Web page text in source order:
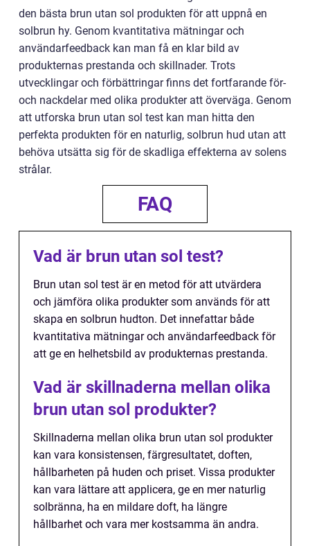
den bästa brun utan sol produkten för att uppnå en
solbrun hy. Genom kvantitativa mätningar och
användarfeedback kan man få en klar bild av
produkternas prestanda och skillnader. Trots
utvecklingar och förbättringar finns det fortfarande för-
och nackdelar med olika produkter att överväga. Genom
att utforska brun utan sol test kan man hitta den
perfekta produkten för en naturlig, solbrun hud utan att
behöva utsätta sig för de skadliga effekterna av solens
strålar.
FAQ
Vad är brun utan sol test?
Brun utan sol test är en metod för att utvärdera
och jämföra olika produkter som används för att
skapa en solbrun hudton. Det innefattar både
kvantitativa mätningar och användarfeedback för
att ge en helhetsbild av produkternas prestanda.
Vad är skillnaderna mellan olika
brun utan sol produkter?
Skillnaderna mellan olika brun utan sol produkter
kan vara konsistensen, färgresultatet, doften,
hållbarheten på huden och priset. Vissa produkter
kan vara lättare att applicera, ge en mer naturlig
solbränna, ha en mildare doft, ha längre
hållbarhet och vara mer kostsamma än andra.